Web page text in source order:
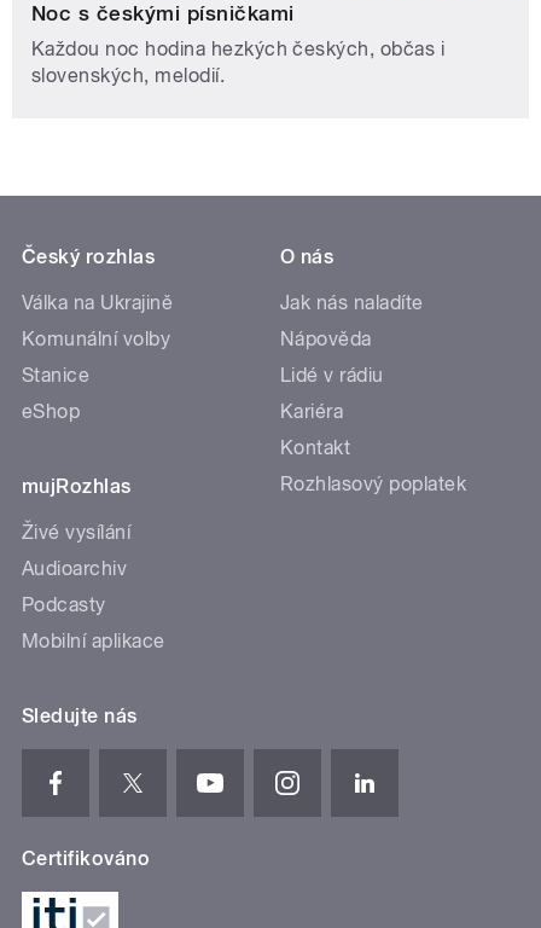
Noc s českými písničkami
Každou noc hodina hezkých českých, občas i
slovenských, melodií.
Český rozhlas
Válka na Ukrajině
Komunální volby
Stanice
eShop
mujRozhlas
Živé vysílání
Audioarchiv
Podcasty
Mobilní aplikace
O nás
Jak nás naladíte
Nápověda
Lidé v rádiu
Kariéra
Kontakt
Rozhlasový poplatek
Sledujte nás
Certifikováno